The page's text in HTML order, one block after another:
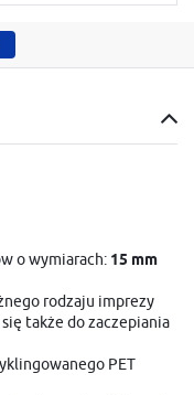
o wymiarach: 15 mm
rodzaju imprezy
także do zaczepiania
PET